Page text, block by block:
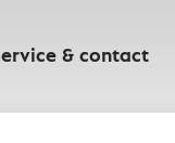
& contact